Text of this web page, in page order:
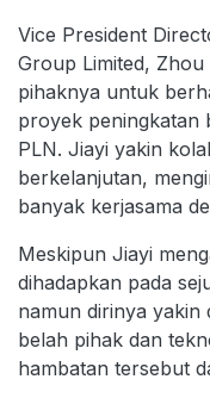
Vice President
Group Limited,
pihaknya untuk
proyek peningkatan
PLN. Jiayi yakin
berkelanjutan,
banyak kerjasama
Meskipun Jiayi
dihadapkan pada
namun dirinya yakin
belah pihak dan
hambatan tersebut